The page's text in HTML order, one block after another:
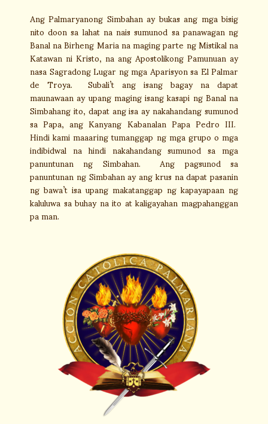
Ang Palmaryanong Simbahan ay bukas ang mga bisig
nito doon sa lahat na nais sumunod sa panawagan ng
Banal na Birheng Maria na maging parte ng Mistikal na
Katawan ni Kristo, na ang Apostolikong Pamunuan ay
nasa Sagradong Lugar ng mga Aparisyon sa El Palmar
de Troya. Subali’t ang isang bagay na dapat
maunawaan ay upang maging isang kasapi ng Banal na
Simbahang ito, dapat ang isa ay nakahandang sumunod
sa Papa, ang Kanyang Kabanalan Papa Pedro III.
Hindi kami maaaring tumanggap ng mga grupo o mga
indibidwal na hindi nakahandang sumunod sa mga
panuntunan ng Simbahan. Ang pagsunod sa
panuntunan ng Simbahan ay ang krus na dapat pasanin
ng bawa’t isa upang makatanggap ng kapayapaan ng
kaluluwa sa buhay na ito at kaligayahan magpahanggan
pa man.